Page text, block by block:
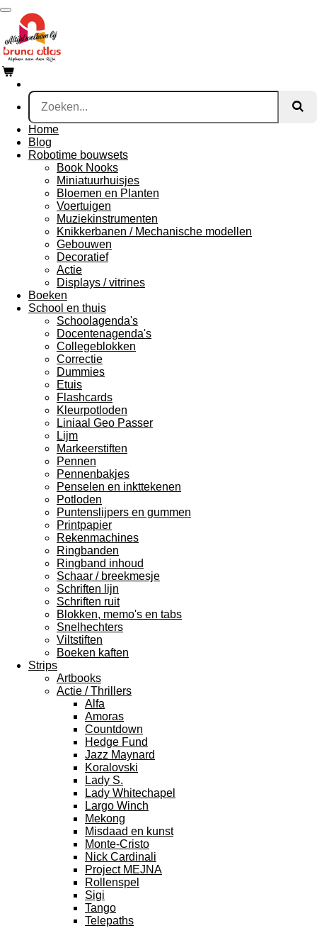
Ga
direct
naar
de
hoofdinhoud
Home
Blog
Robotime bouwsets
Book Nooks
Miniatuurhuisjes
Bloemen en Planten
Voertuigen
Muziekinstrumenten
Knikkerbanen / Mechanische modellen
Gebouwen
Decoratief
Actie
Displays / vitrines
Boeken
School en thuis
Schoolagenda's
Docentenagenda's
Collegeblokken
Correctie
Dummies
Etuis
Flashcards
Kleurpotloden
Liniaal Geo Passer
Lijm
Markeerstiften
Pennen
Pennenbakjes
Penselen en inkttekenen
Potloden
Puntenslijpers en gummen
Printpapier
Rekenmachines
Ringbanden
Ringband inhoud
Schaar / breekmesje
Schriften lijn
Schriften ruit
Blokken, memo's en tabs
Snelhechters
Viltstiften
Boeken kaften
Strips
Artbooks
Actie / Thrillers
Alfa
Amoras
Countdown
Hedge Fund
Jazz Maynard
Koralovski
Lady S.
Lady Whitechapel
Largo Winch
Mekong
Misdaad en kunst
Monte-Cristo
Nick Cardinali
Project MEJNA
Rollenspel
Sigi
Tango
Telepaths